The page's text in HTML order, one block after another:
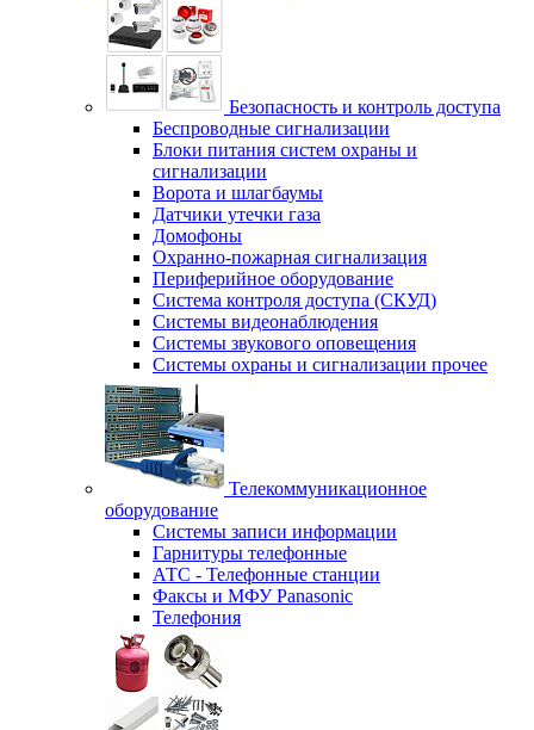
Безопасность и контроль доступа
Беспроводные сигнализации
Блоки питания систем охраны и
сигнализации
Ворота и шлагбаумы
Датчики утечки газа
Домофоны
Охранно-пожарная сигнализация
Периферийное оборудование
Система контроля доступа (СКУД)
Системы видеонаблюдения
Системы звукового оповещения
Системы охраны и сигнализации прочее
Телекоммуникационное
оборудование
Системы записи информации
Гарнитуры телефонные
АТС - Телефонные станции
Факсы и МФУ Panasonic
Телефония